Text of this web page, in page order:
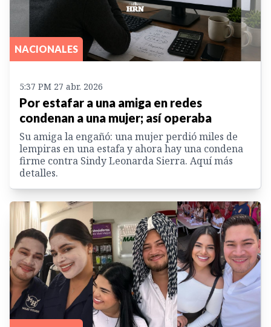
NACIONALES
5:37 PM 27 abr. 2026
Por estafar a una amiga en redes
condenan a una mujer; así operaba
Su amiga la engañó: una mujer perdió miles de
lempiras en una estafa y ahora hay una condena
firme contra Sindy Leonarda Sierra. Aquí más
detalles.